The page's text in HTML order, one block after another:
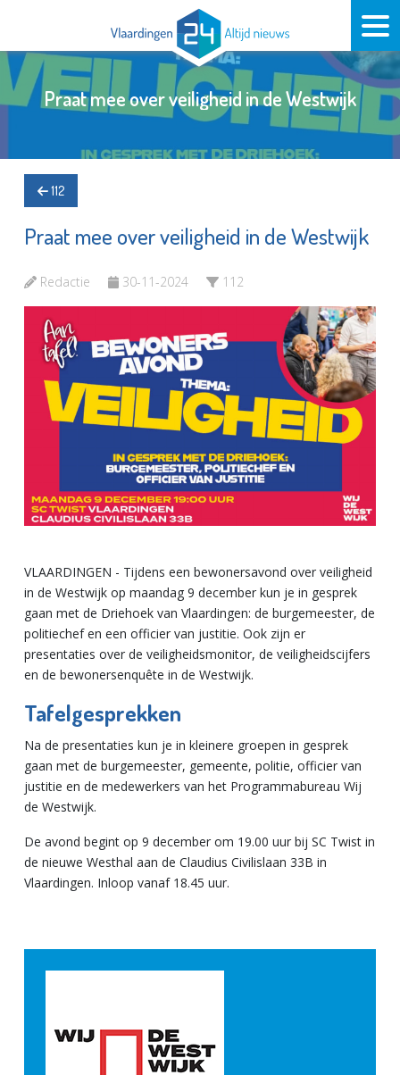
Praat mee over veiligheid in de Westwijk
112
Praat mee over veiligheid in de Westwijk
Redactie 30-11-2024 112
VLAARDINGEN - Tijdens een bewonersavond over veiligheid
in de Westwijk op maandag 9 december kun je in gesprek
gaan met de Driehoek van Vlaardingen: de burgemeester, de
politiechef en een officier van justitie. Ook zijn er
presentaties over de veiligheidsmonitor, de veiligheidscijfers
en de bewonersenquête in de Westwijk.
Tafelgesprekken
Na de presentaties kun je in kleinere groepen in gesprek
gaan met de burgemeester, gemeente, politie, officier van
justitie en de medewerkers van het Programmabureau Wij
de Westwijk.
De avond begint op 9 december om 19.00 uur bij SC Twist in
de nieuwe Westhal aan de Claudius Civilislaan 33B in
Vlaardingen. Inloop vanaf 18.45 uur.